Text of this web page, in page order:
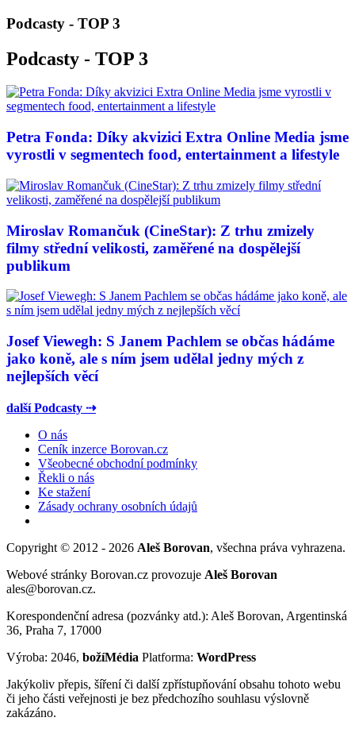
Podcasty - TOP 3
Podcasty - TOP 3
Petra Fonda: Díky akvizici Extra Online Media jsme
vyrostli v segmentech food, entertainment a lifestyle
Miroslav Romančuk (CineStar): Z trhu zmizely
filmy střední velikosti, zaměřené na dospělejší
publikum
Josef Viewegh: S Janem Pachlem se občas hádáme
jako koně, ale s ním jsem udělal jedny mých z
nejlepších věcí
další Podcasty ⇢
O nás
Ceník inzerce Borovan.cz
Všeobecné obchodní podmínky
Řekli o nás
Ke stažení
Zásady ochrany osobních údajů
Copyright © 2012 - 2026 Aleš Borovan, všechna práva vyhrazena.
Webové stránky Borovan.cz provozuje Aleš Borovan
ales@borovan.cz.
Korespondenční adresa (pozvánky atd.): Aleš Borovan, Argentinská
36, Praha 7, 17000
Výroba: 2046, božíMédia Platforma: WordPress
Jakýkoliv přepis, šíření či další zpřístupňování obsahu tohoto webu
či jeho části veřejnosti je bez předchozího souhlasu výslovně
zakázáno.